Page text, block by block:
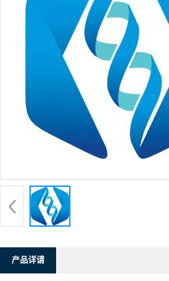
产品详请